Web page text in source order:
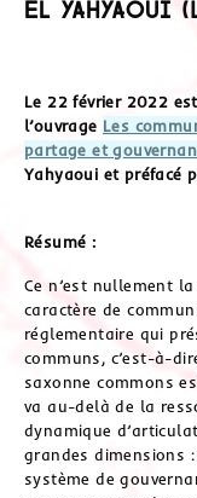
El Yahyaoui
Le 22 février 2022
l’ouvrage Les
partage et
Yahyaoui et préfacé
Résumé :
Ce n’est nullement
caractère de
réglementaire qui
communs, c’est-à-
saxonne commons
va au-delà de la
dynamique
grandes dimensions
système de